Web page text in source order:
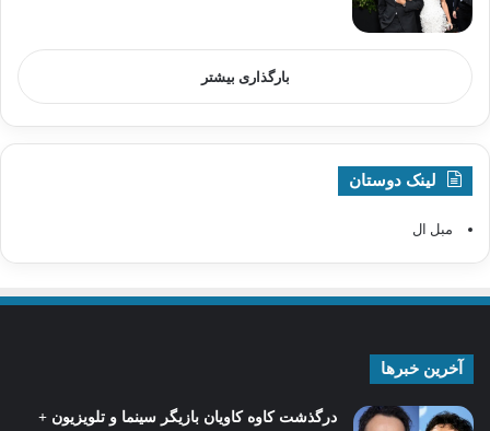
بارگذاری بیشتر
لینک دوستان
مبل ال
آخرین خبرها
درگذشت کاوه کاویان بازیگر سینما و تلویزیون +